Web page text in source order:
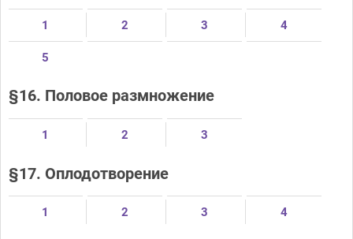
1 2 3 4
5
§16. Половое размножение
1 2 3
§17. Оплодотворение
1 2 3 4